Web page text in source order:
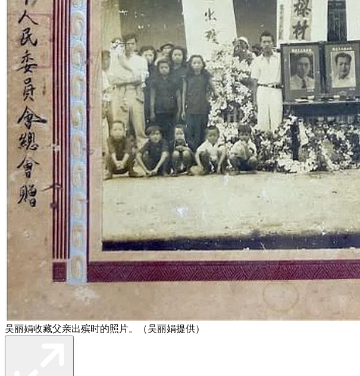
吴丽娟收藏父亲出殡时的照片。（吴丽娟提供）